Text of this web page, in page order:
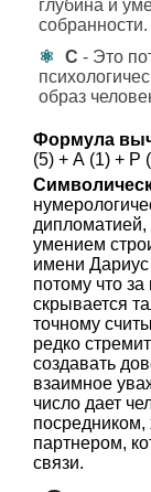
глубина и
собранности.
С - Это
образ
Формула
(5) + А (1) + Р
дипломатией,
умением
имени Дариус
потому что
скрывается
точному
редко
создавать
взаимное
число дает
партнером,
связи.